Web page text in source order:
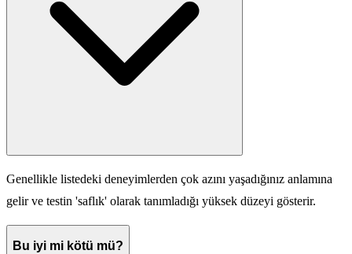
Genellikle listedeki deneyimlerden çok azını yaşadığınız anlamına
gelir ve testin 'saflık' olarak tanımladığı yüksek düzeyi gösterir.
Bu iyi mi kötü mü?